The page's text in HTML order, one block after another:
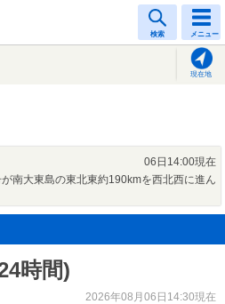
検索 メニュー
現在地
06日14:00現在
南大東島の東北東約190kmを西北西に進ん
時間)
2026年08月06日14:30現在